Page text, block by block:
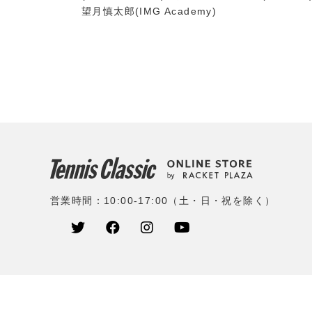
望月慎太郎(IMG Academy)
営業時間：10:00-17:00（土・日・祝を除く）